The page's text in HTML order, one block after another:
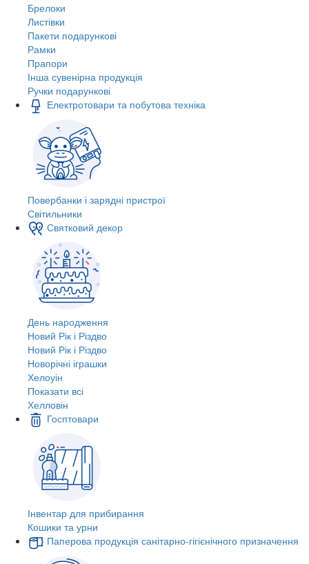
Брелоки
Листівки
Пакети подарункові
Рамки
Прапори
Інша сувенірна продукція
Ручки подарункові
Електротовари та побутова техніка
Повербанки і зарядні пристрої
Світильники
Святковий декор
День народження
Новий Рік і Різдво
Новий Рік і Різдво
Новорічні іграшки
Хелоуін
Показати всі
Хелловін
Госптовари
Інвентар для прибирання
Кошики та урни
Паперова продукція санітарно-гігієнічного призначення